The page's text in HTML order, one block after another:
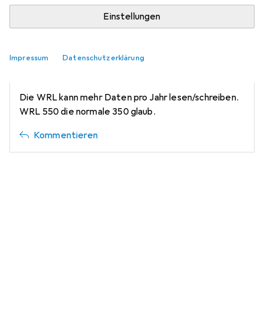
Einstellungen
Impressum Datenschutzerklärung
vor 2 Jahren
Die WRL kann mehr Daten pro Jahr lesen/schreiben.
WRL 550 die normale 350 glaub.
Kommentieren